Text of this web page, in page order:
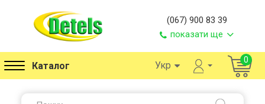
(067) 900 83 39
показати ще
Каталог Укр 0